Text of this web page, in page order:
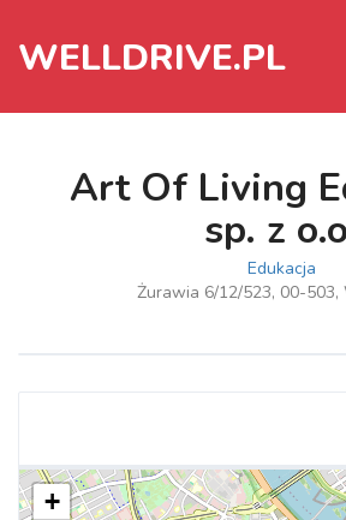
WELLDRIVE.PL
Art Of Living
sp. z
Edukacja
Żurawia 6/12/523, 00-503,
+